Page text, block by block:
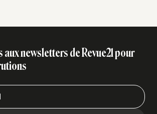
newsletters de Revue21 pour